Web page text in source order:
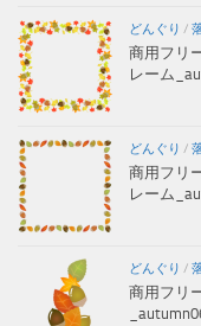
どんぐり /
商用フリ
レーム
どんぐり /
商用フリ
レーム
どんぐり /
商用フリ